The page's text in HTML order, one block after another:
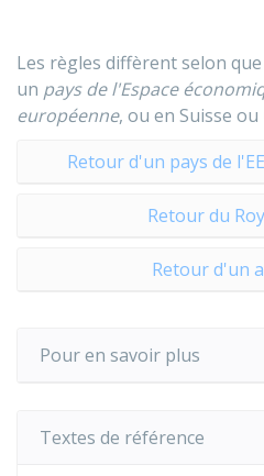
Les règles diffèrent selon
un pays de l'Espace
européenne, ou en Suisse
Retour d'un pays de
Retour du
Retour d'un
Pour en savoir plus
Textes de référence